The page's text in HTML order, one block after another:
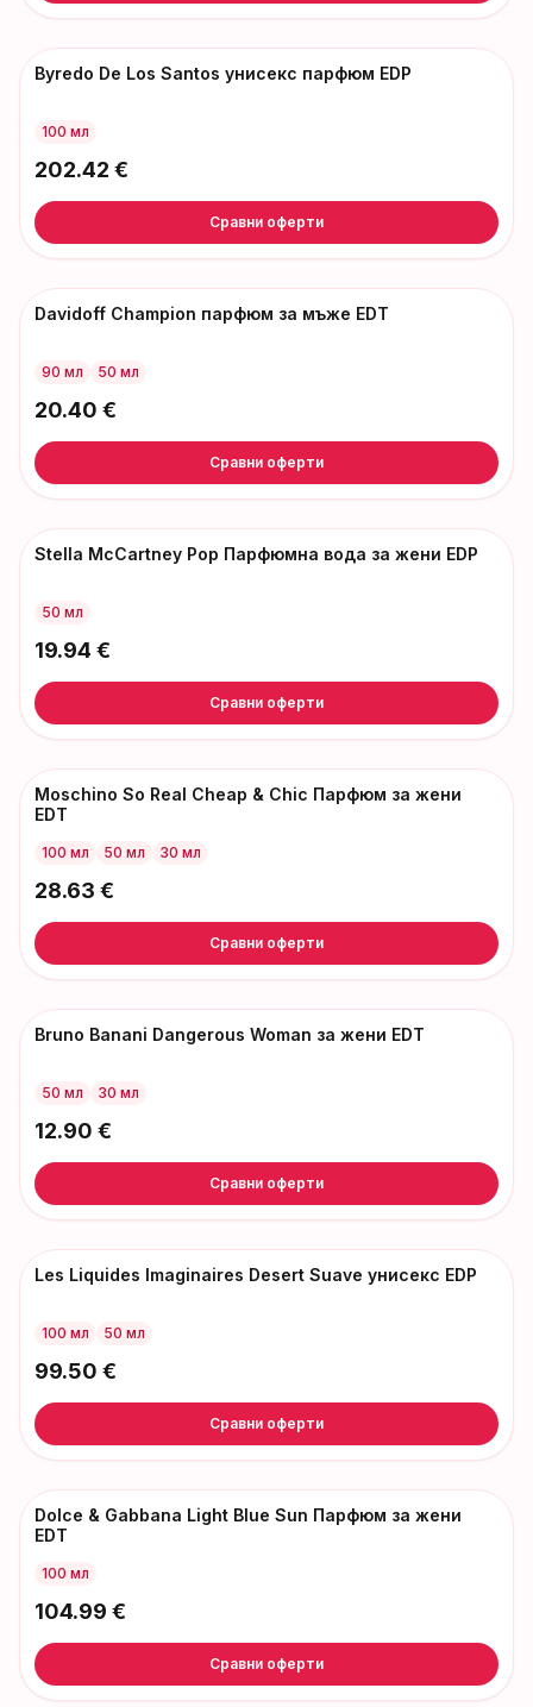
Byredo De Los Santos унисекс парфюм EDP
100 мл
202.42 €
Сравни оферти
Davidoff Champion парфюм за мъже EDT
90 мл 50 мл
20.40 €
Сравни оферти
Stella McCartney Pop Парфюмна вода за жени EDP
50 мл
19.94 €
Сравни оферти
Moschino So Real Cheap & Chic Парфюм за жени
EDT
100 мл 50 мл 30 мл
28.63 €
Сравни оферти
Bruno Banani Dangerous Woman за жени EDT
50 мл 30 мл
12.90 €
Сравни оферти
Les Liquides Imaginaires Desert Suave унисекс EDP
100 мл 50 мл
99.50 €
Сравни оферти
Dolce & Gabbana Light Blue Sun Парфюм за жени
EDT
100 мл
104.99 €
Сравни оферти